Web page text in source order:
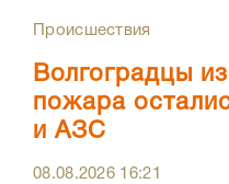
Происшествия
Волгоградцы
пожара
и АЗС
08.08.2026 16:21